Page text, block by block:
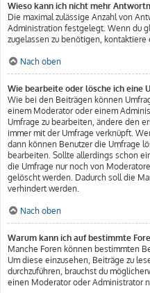
Wieso kann ich nicht mehr
Die maximal zulässige Anzahl von
Administration festgelegt. Wenn du
zugelassen zu benötigen,
Nach oben
Wie bearbeite oder lösche ich eine
Wie bei den Beiträgen können
einem Moderator oder einem
Umfrage zu bearbeiten, ändere den
immer mit der Umfrage verknüpft.
dann können Benutzer die Umfrage
bearbeiten. Sollte allerdings schon
die Umfrage nur noch von
gelöscht werden. Dadurch soll die
verhindert werden.
Nach oben
Warum kann ich auf bestimmte
Manche Foren können bestimmten
Um diese einzusehen, Beiträge zu
durchzuführen, brauchst du
einen Moderator oder Administrator